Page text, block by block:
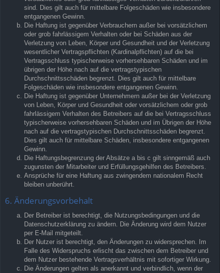
sind. Dies gilt auch für mittelbare Folgeschäden wie insbesondere
entgangenen Gewinn.
Die Haftung ist gegenüber Verbrauchern außer bei vorsätzlichem
oder grob fahrlässigem Verhalten oder bei Schäden aus der
Verletzung von Leben, Körper und Gesundheit und der Verletzung
wesentlicher Vertragspflichten (Kardinalpflichten) auf die bei
Vertragsschluss typischerweise vorhersehbaren Schäden und im
übrigen der Höhe nach auf die vertragstypischen
Durchschnittsschäden begrenzt. Dies gilt auch für mittelbare
Folgeschäden wie insbesondere entgangenen Gewinn.
Die Haftung ist gegenüber Unternehmern außer bei der Verletzung
von Leben, Körper und Gesundheit oder vorsätzlichem oder grob
fahrlässigem Verhalten des Betreibers auf die bei Vertragsschluss
typischerweise vorhersehbaren Schäden und im Übrigen der Höhe
nach auf die vertragstypischen Durchschnittsschäden begrenzt.
Dies gilt auch für mittelbare Schäden, insbesondere entgangenen
Gewinn.
Die Haftungsbegrenzung der Absätze a bis c gilt sinngemäß auch
zugunsten der Mitarbeiter und Erfüllungsgehilfen des Betreibers.
Ansprüche für eine Haftung aus zwingendem nationalem Recht
bleiben unberührt.
6. Änderungsvorbehalt
Der Betreiber ist berechtigt, die Nutzungsbedingungen und die
Datenschutzerklärung zu ändern. Die Änderung wird dem Nutzer
per E-Mail mitgeteilt.
Der Nutzer ist berechtigt, den Änderungen zu widersprechen. Im
Falle des Widerspruchs erlischt das zwischen dem Betreiber und
dem Nutzer bestehende Vertragsverhältnis mit sofortiger Wirkung.
Die Änderungen gelten als anerkannt und verbindlich, wenn der